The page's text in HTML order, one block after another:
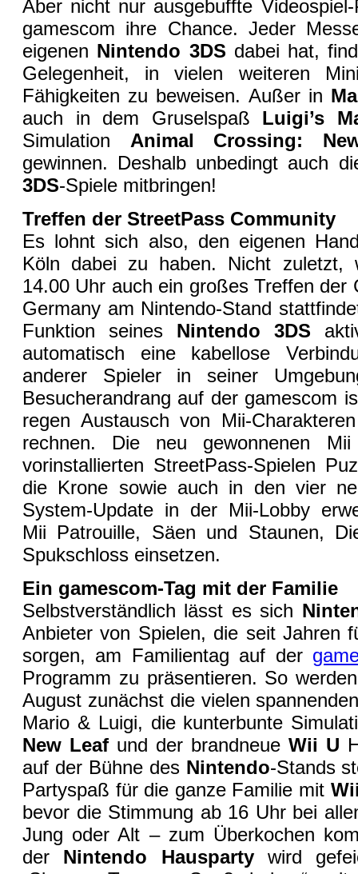
Aber nicht nur ausgebuffte
gamescom ihre Chance. Jeder
eigenen Nintendo 3DS dabei hat,
Gelegenheit, in vielen weiteren
Fähigkeiten zu beweisen. Außer in
auch in dem Gruselspaß Luigi’s
Simulation Animal Crossing:
gewinnen. Deshalb unbedingt auch
3DS-Spiele mitbringen!
Treffen der StreetPass Community
Es lohnt sich also, den eigenen
Köln dabei zu haben. Nicht zuletzt,
14.00 Uhr auch ein großes Treffen der
Germany am Nintendo-Stand
Funktion seines Nintendo 3DS
automatisch eine kabellose
anderer Spieler in seiner
Besucherandrang auf der gamescom
regen Austausch von Mii-
rechnen. Die neu gewonnenen
vorinstallierten StreetPass-Spielen
die Krone sowie auch in den vier
System-Update in der Mii-Lobby
Mii Patrouille, Säen und Staunen,
Spukschloss einsetzen.
Ein gamescom-Tag mit der Familie
Selbstverständlich lässt es sich
Anbieter von Spielen, die seit Jahren
sorgen, am Familientag auf der
Programm zu präsentieren. So
August zunächst die vielen
Mario & Luigi, die kunterbunte
New Leaf und der brandneue Wii U
auf der Bühne des Nintendo-Stands
Partyspaß für die ganze Familie mit
bevor die Stimmung ab 16 Uhr bei
Jung oder Alt – zum Überkochen
der Nintendo Hausparty wird